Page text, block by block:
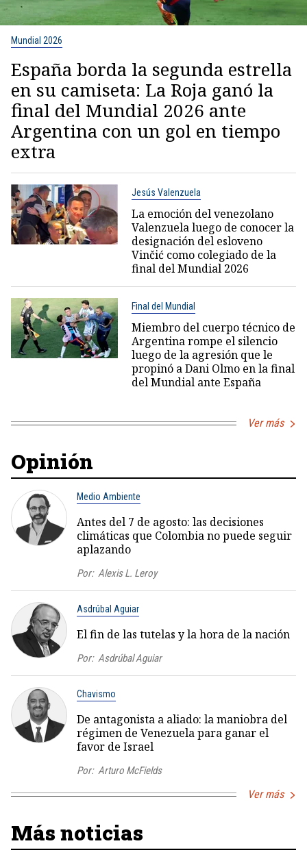
Mundial 2026
España borda la segunda estrella
en su camiseta: La Roja ganó la
final del Mundial 2026 ante
Argentina con un gol en tiempo
extra
Jesús Valenzuela
La emoción del venezolano
Valenzuela luego de conocer la
designación del esloveno
Vinčić como colegiado de la
final del Mundial 2026
Final del Mundial
Miembro del cuerpo técnico de
Argentina rompe el silencio
luego de la agresión que le
propinó a Dani Olmo en la final
del Mundial ante España
Ver más
Opinión
Medio Ambiente
Antes del 7 de agosto: las decisiones
climáticas que Colombia no puede seguir
aplazando
Por: Alexis L. Leroy
Asdrúbal Aguiar
El fin de las tutelas y la hora de la nación
Por: Asdrúbal Aguiar
Chavismo
De antagonista a aliado: la maniobra del
régimen de Venezuela para ganar el
favor de Israel
Por: Arturo McFields
Ver más
Más noticias